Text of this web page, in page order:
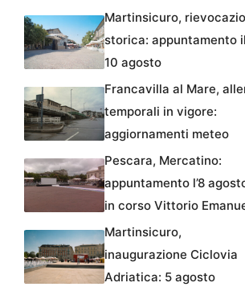
Martinsicuro,
storica: appuntamento il
10 agosto
Francavilla al Mare,
temporali in vigore:
aggiornamenti meteo
Pescara, Mercatino:
appuntamento l’8
in corso Vittorio
Martinsicuro,
inaugurazione Ciclovia
Adriatica: 5 agosto